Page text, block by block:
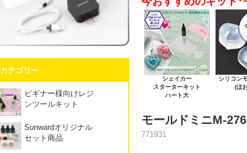
シェイカー
スターターキット
ハート大
シリコン
(ほ
モールドミニM-
771931
カテゴリー
ビギナー様向けレジ
ンツールキット
Sunwardオリジナル
セット商品